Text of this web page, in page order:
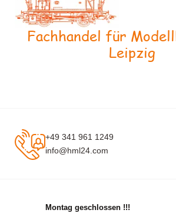
Fachhandel für
Leipzig
+49 341 961 1249
info@hml24.com
Montag geschlossen !!!